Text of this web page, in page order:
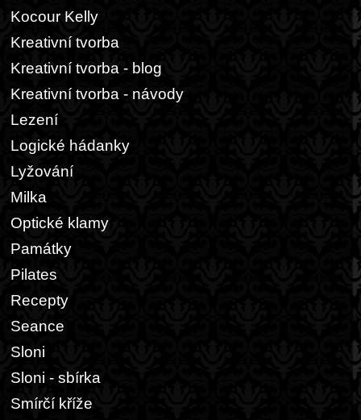
Kocour Kelly
Kreativní tvorba
Kreativní tvorba - blog
Kreativní tvorba - návody
Lezení
Logické hádanky
Lyžování
Milka
Optické klamy
Památky
Pilates
Recepty
Seance
Sloni
Sloni - sbírka
Smírčí kříže